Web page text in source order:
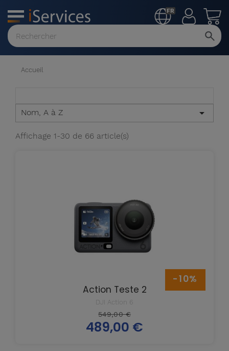
MENU
Voir
tout
FR
Accueil
Nom, A à Z 
Affichage 1-30 de 66 article(s)
Action Teste 2
DJI Action 6
Prix
de
base
549,00 €
Prix
489,00 €
-10%